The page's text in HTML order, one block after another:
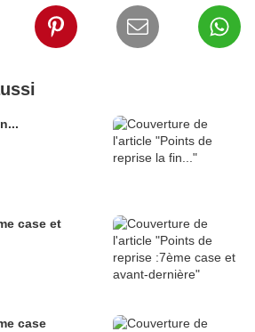
case et
case